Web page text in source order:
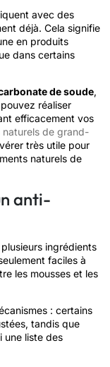
avec des
déjà. Cela signifie
en produits
dans certains
de soude,
réaliser
efficacement vos
naturels de grand-
très utile pour
naturels de
anti-
plusieurs ingrédients
faciles à
les mousses et les
: certains
tandis que
une liste des